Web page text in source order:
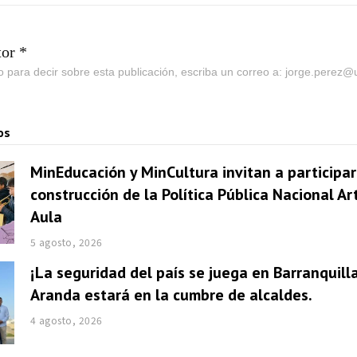
*
para decir sobre esta publicación, escriba un correo a:
MinEducación y MinCultura invitan a
construcción de la Política Pública Nacional
Aula
5 agosto, 2026
¡La seguridad del país se juega en
Aranda estará en la cumbre de alcaldes.
4 agosto, 2026